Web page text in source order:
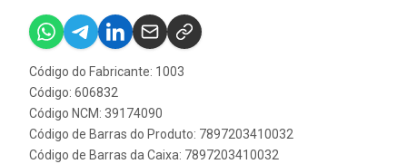
Código do Fabricante: 1003
Código: 606832
Código NCM: 39174090
Código de Barras do Produto: 7897203410032
Código de Barras da Caixa: 7897203410032